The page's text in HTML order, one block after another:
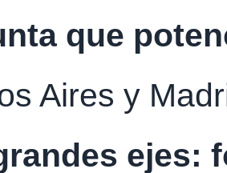
que
Aires y
ejes: